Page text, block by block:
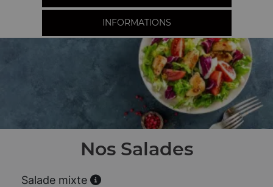
INFORMATIONS
Nos Salades
Salade mixte